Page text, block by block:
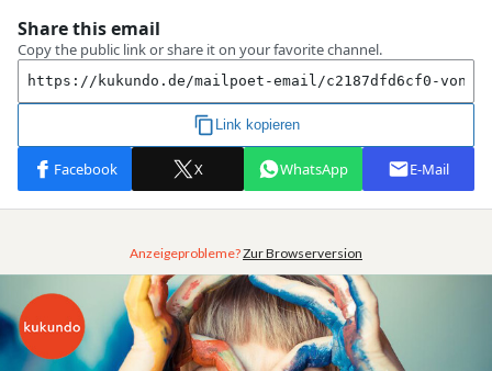
Anzeigeprobleme?Zur Browserversion